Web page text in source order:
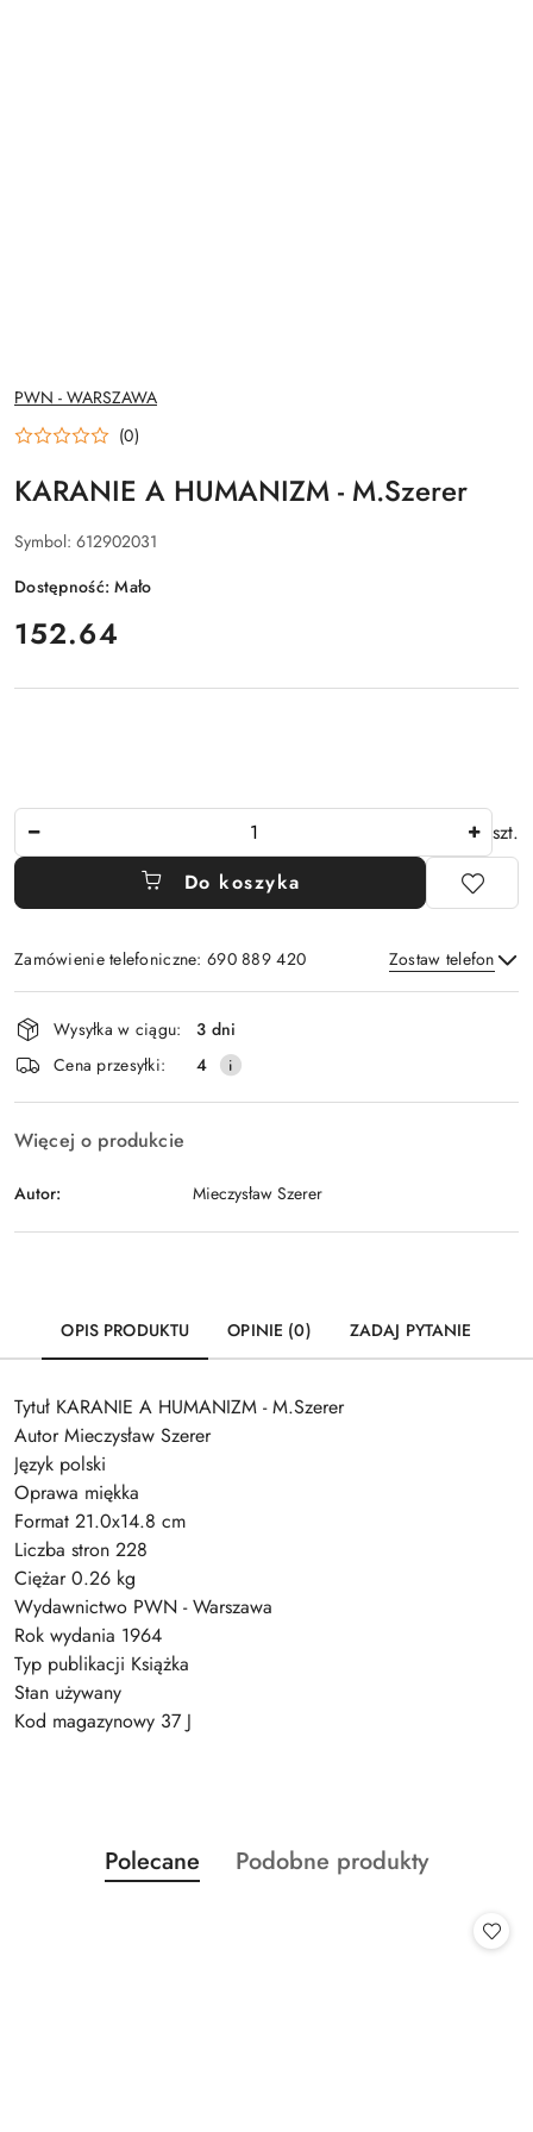
NAZWA
PRODUCENTA:
PWN - WARSZAWA
(0)
KARANIE A HUMANIZM - M.Szerer
Symbol: 612902031
Dostępność:Mało
cena:
152.64
szt.
Do koszyka
Zamówienie telefoniczne: 690 889 420 Zostaw telefon
Wyślij
Dostępność
i
dostawa
Wysyłka w ciągu:
3 dni
Cena przesyłki:
4
Więcej o produkcie
Autor: Mieczysław Szerer
OPIS PRODUKTU OPINIE (0) ZADAJ PYTANIE
Tytuł KARANIE A HUMANIZM - M.Szerer
Autor Mieczysław Szerer
Język polski
Oprawa miękka
Format 21.0x14.8 cm
Liczba stron 228
Ciężar 0.26 kg
Wydawnictwo PWN - Warszawa
Rok wydania 1964
Typ publikacji Książka
Stan używany
Kod magazynowy 37 J
Pomiń karuzelę produktów
Produkty
o
Polecane
Produkty
Podobne produkty